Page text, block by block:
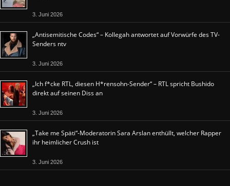
3. Juni 2026
„Antisemitische Codes“ – Kollegah antwortet auf Vorwürfe des TV-
Senders ntv
3. Juni 2026
„Ich f*cke RTL, diesen H*rensohn-Sender“ – RTL spricht Bushido
direkt auf seinen Diss an
3. Juni 2026
„Take me Späti“-Moderatorin Sara Arslan enthüllt, welcher Rapper
ihr heimlicher Crush ist
3. Juni 2026